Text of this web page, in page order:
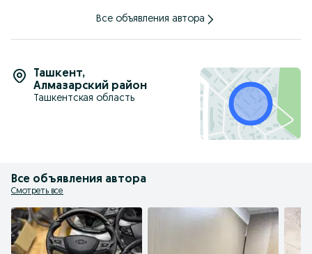
Все объявления автора
Ташкент,
Алмазарский район
Ташкентская область
Все объявления автора
Смотреть все